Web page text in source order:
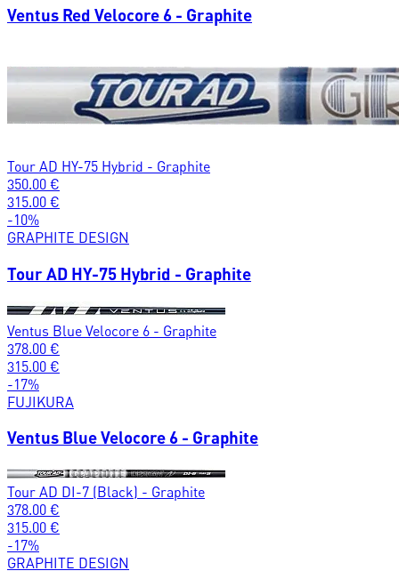
Ventus Red Velocore 6 - Graphite
Tour AD HY-75 Hybrid - Graphite
350.00 €
315.00 €
-10%
GRAPHITE DESIGN
Tour AD HY-75 Hybrid - Graphite
Ventus Blue Velocore 6 - Graphite
378.00 €
315.00 €
-17%
FUJIKURA
Ventus Blue Velocore 6 - Graphite
Tour AD DI-7 (Black) - Graphite
378.00 €
315.00 €
-17%
GRAPHITE DESIGN